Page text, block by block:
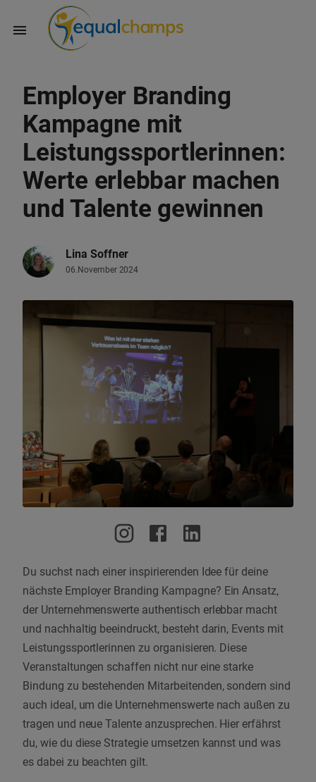
Employer Branding
Kampagne mit
Leistungssportlerinnen:
Werte erlebbar machen
und Talente gewinnen
Lina Soffner
06.November 2024
Du suchst nach einer inspirierenden Idee für deine
nächste Employer Branding Kampagne? Ein Ansatz,
der Unternehmenswerte authentisch erlebbar macht
und nachhaltig beeindruckt, besteht darin, Events mit
Leistungssportlerinnen zu organisieren. Diese
Veranstaltungen schaffen nicht nur eine starke
Bindung zu bestehenden Mitarbeitenden, sondern sind
auch ideal, um die Unternehmenswerte nach außen zu
tragen und neue Talente anzusprechen. Hier erfährst
du, wie du diese Strategie umsetzen kannst und was
es dabei zu beachten gilt.